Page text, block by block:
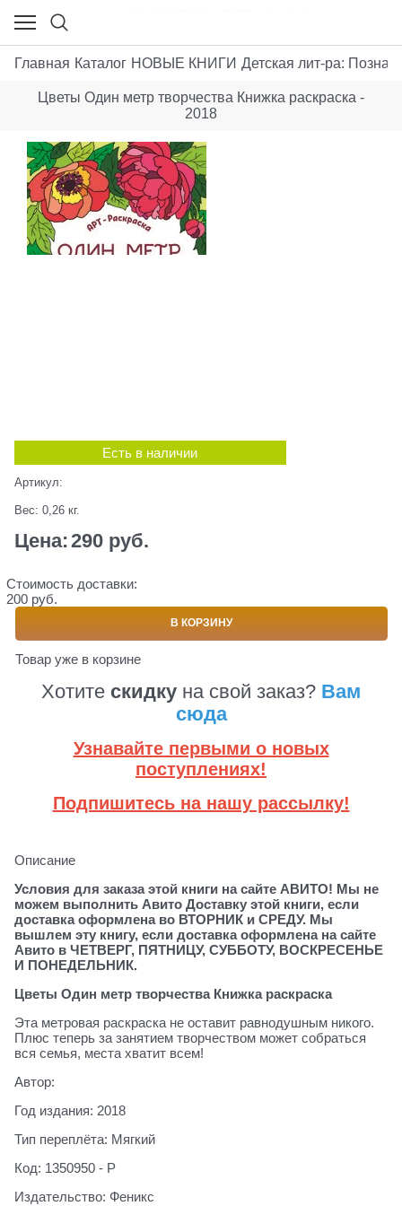
Главная Каталог НОВЫЕ КНИГИ Детская лит-ра:
Цветы Один метр творчества Книжка раскраска -
2018
Есть в наличии
Артикул:
Вес: 0,26 кг.
Цена:290 руб.
Стоимость доставки:
200 руб.
В КОРЗИНУ
Товар уже в корзине
Хотите скидку на свой заказ? Вам
сюда
Узнавайте первыми о новых
поступлениях!
Подпишитесь на нашу рассылку!
Описание
Условия для заказа этой книги на сайте АВИТО! Мы не
можем выполнить Авито Доставку этой книги, если
доставка оформлена во ВТОРНИК и СРЕДУ. Мы
вышлем эту книгу, если доставка оформлена на сайте
Авито в ЧЕТВЕРГ, ПЯТНИЦУ, СУББОТУ, ВОСКРЕСЕНЬЕ
И ПОНЕДЕЛЬНИК.
Цветы Один метр творчества Книжка раскраска
Эта метровая раскраска не оставит равнодушным никого.
Плюс теперь за занятием творчеством может собраться
вся семья, места хватит всем!
Автор:
Год издания: 2018
Тип переплёта: Мягкий
Код: 1350950 - Р
Издательство: Феникс